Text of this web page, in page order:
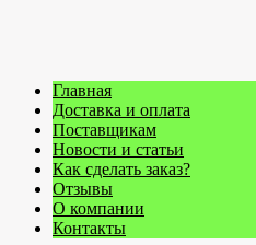
Главная
Доставка и оплата
Поставщикам
Новости и статьи
Как сделать заказ?
Отзывы
О компании
Контакты